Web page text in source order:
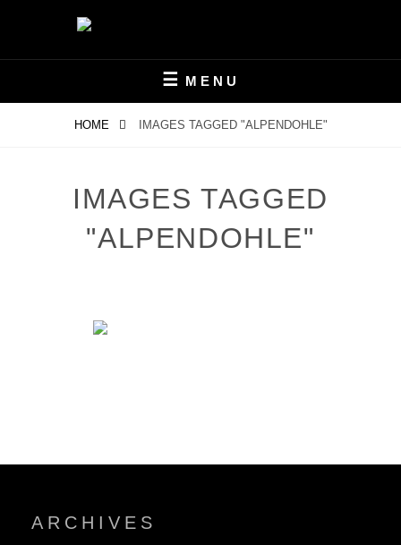
content
NATURFOTOGRAFIE-
STEGER.CH
MENU
HOME IMAGES TAGGED "ALPENDOHLE"
IMAGES TAGGED
"ALPENDOHLE"
ARCHIVES